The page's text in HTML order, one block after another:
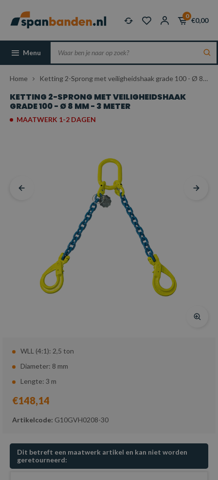
0
€0,00
Menu
Home Ketting 2-Sprong met veiligheidshaak grade 100 - Ø 8 mm - 3 meter
KETTING 2-SPRONG MET VEILIGHEIDSHAAK
GRADE 100 - Ø 8 MM - 3 METER
MAATWERK 1-2 DAGEN
WLL (4:1): 2,5 ton
Diameter: 8 mm
Lengte: 3 m
€148,14
Artikelcode: G10GVH0208-30
Dit betreft een maatwerk artikel en kan niet worden
geretourneerd: